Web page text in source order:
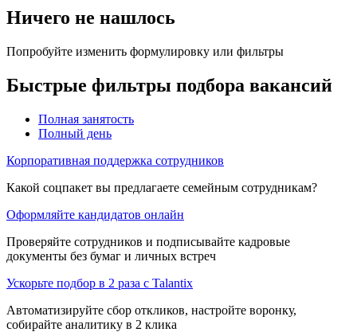
Ничего не нашлось
Попробуйте изменить формулировку или фильтры
Быстрые фильтры подбора вакансий
Полная занятость
Полный день
Корпоративная поддержка сотрудников
Какой соцпакет вы предлагаете семейным сотрудникам?
Оформляйте кандидатов онлайн
Проверяйте сотрудников и подписывайте кадровые
документы без бумаг и личных встреч
Ускорьте подбор в 2 раза с Talantix
Автоматизируйте сбор откликов, настройте воронку,
собирайте аналитику в 2 клика